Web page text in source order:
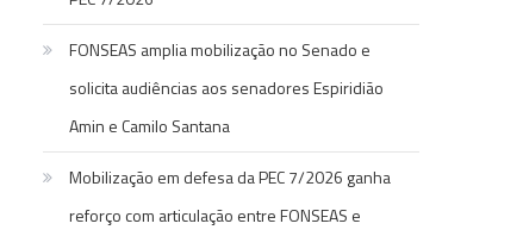
FONSEAS amplia mobilização no Senado e
solicita audiências aos senadores Espiridião
Amin e Camilo Santana
Mobilização em defesa da PEC 7/2026 ganha
reforço com articulação entre FONSEAS e